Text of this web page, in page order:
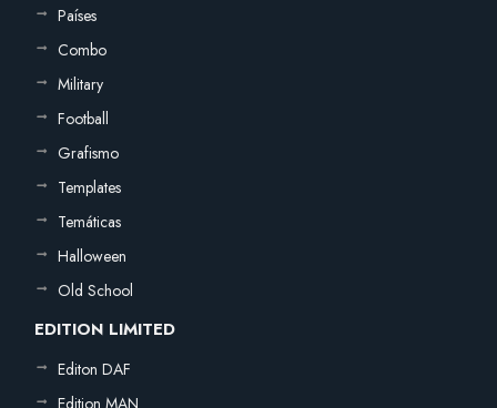
Países
Combo
Military
Football
Grafismo
Templates
Temáticas
Halloween
Old School
EDITION LIMITED
Editon DAF
Edition MAN